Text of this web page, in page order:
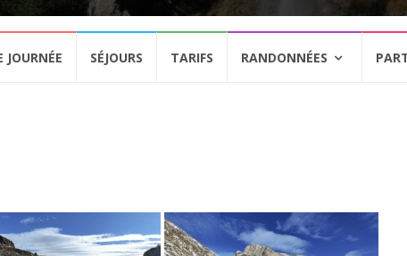
JOURNÉE SÉJOURS TARIFS RANDONNÉES